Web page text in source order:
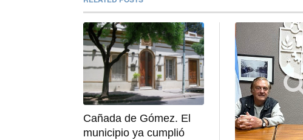
Cañada de Gómez. El
municipio ya cumplió